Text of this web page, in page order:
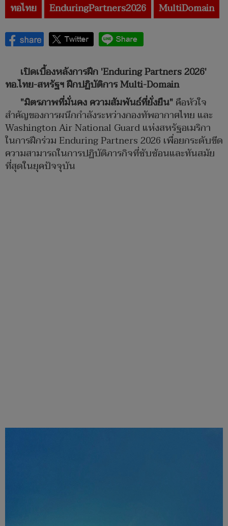
ทอไทย
EnduringPartners2026 MultiDomain
เปิดเบื้องหลังการฝึก 'Enduring Partners 2026'
ทอ.ไทย-สหรัฐฯ ฝึกปฏิบัติการ Multi-Domain
"มิตรภาพที่มั่นคง ความสัมพันธ์ที่ยั่งยืน"คือหัวใจ
สำคัญของการผนึกกำลังระหว่างกองทัพอากาศไทย และ
Washington Air National Guard แห่งสหรัฐอเมริกา
ในการฝึกร่วม Enduring Partners 2026 เพื่อยกระดับขีด
ความสามารถในการปฏิบัติภารกิจที่ซับซ้อนและทันสมัย
ที่สุดในยุคปัจจุบัน